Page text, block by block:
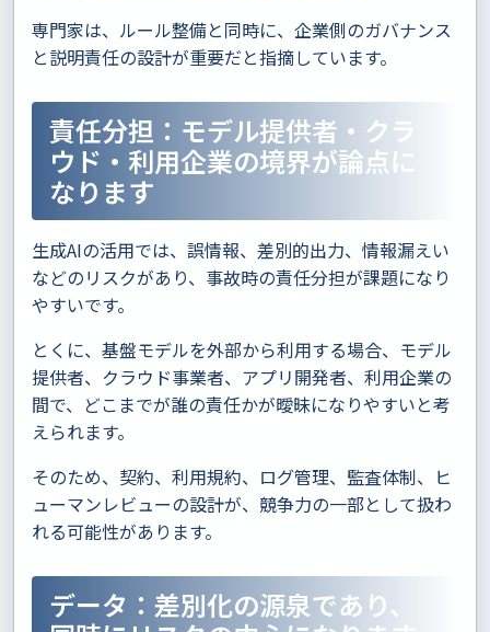
専門家は、ルール整備と同時に、企業側のガバナンス
と説明責任の設計が重要だと指摘しています。
責任分担：モデル提供者・クラ
ウド・利用企業の境界が論点に
なります
生成AIの活用では、誤情報、差別的出力、情報漏えい
などのリスクがあり、事故時の責任分担が課題になり
やすいです。
とくに、基盤モデルを外部から利用する場合、モデル
提供者、クラウド事業者、アプリ開発者、利用企業の
間で、どこまでが誰の責任かが曖昧になりやすいと考
えられます。
そのため、契約、利用規約、ログ管理、監査体制、ヒ
ューマンレビューの設計が、競争力の一部として扱わ
れる可能性があります。
データ：差別化の源泉であり、